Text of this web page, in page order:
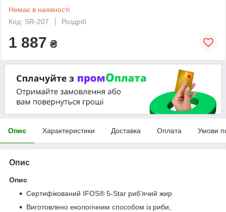
Немає в наявності
Код: SR-207
Роздріб
1 887 ₴
Опис Характеристики Доставка Оплата Умови
Опис
Опис
Сертифікований IFOS® 5-Star риб’ячий жир
Виготовлено екологічним способом із риби,